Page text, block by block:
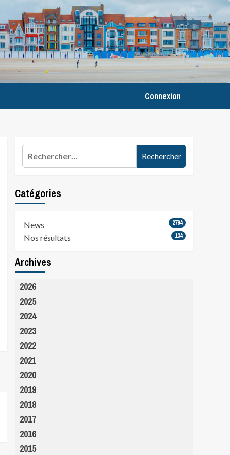
Connexion
Catégories
News 2794
Nos résultats 134
Archives
2026
2025
2024
2023
2022
2021
2020
2019
2018
2017
2016
2015